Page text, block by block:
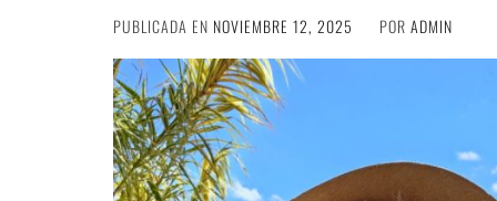
PUBLICADA EN NOVIEMBRE 12, 2025 POR ADMIN